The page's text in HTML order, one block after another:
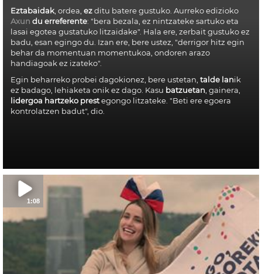
Eztabaidak, ordea,ezditu batere gustuko. Aurreko edizioko
Axun du erreferente: "bera bezala, ez nintzateke sartuko eta
lasai egotea gustatuko litzaidake". Hala ere, zerbait gustuko ez
badu, esan egingo du. Izan ere, bere ustez, "derrigor hitz egin
behar da momentuan momentukoa, ondoren arazo
handiagoak ez izateko".
Egin beharreko probei dagokionez, bere ustetan, talde lanik
ez badago, lehiaketa onik ez dago. Kasu batzuetan, gainera,
lidergoa hartzeko prestegongo litzateke. "Beti ere egoera
kontrolatzen badut", dio.
1:08